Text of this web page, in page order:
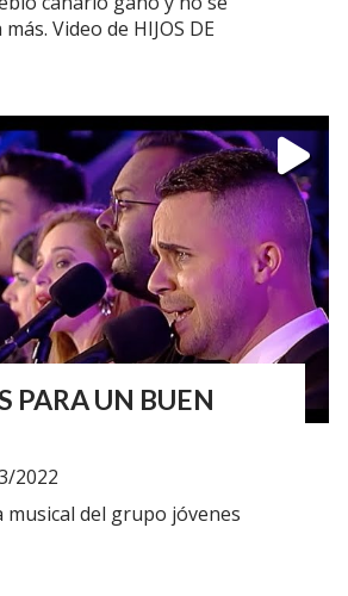
Video de HIJOS DE
PARA UN BUEN
2022
musical del grupo jóvenes